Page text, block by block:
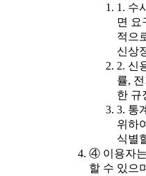
1. 수
면 요
적으
신상
2. 신
률,
한 규
3. 통
위하
식별
④ 이용자
할 수 있으